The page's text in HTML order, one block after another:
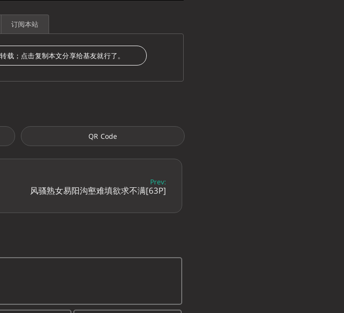
订阅本站
载；点击复制本文分享给基友就行了。
QR Code
Prev:
风骚熟女易阳沟壑难填欲求不满[63P]